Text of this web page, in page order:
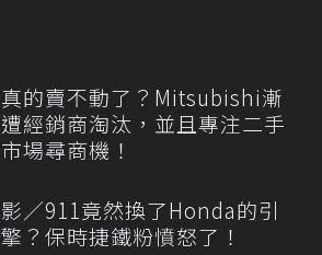
真的賣不動了？Mitsubishi漸
遭經銷商淘汰，並且專注二手
市場尋商機！
影／911竟然換了Honda的引
擎？保時捷鐵粉憤怒了！